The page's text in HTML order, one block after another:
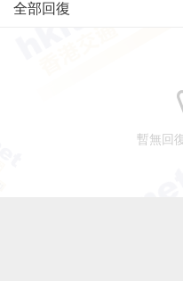
全部回復
暫無回